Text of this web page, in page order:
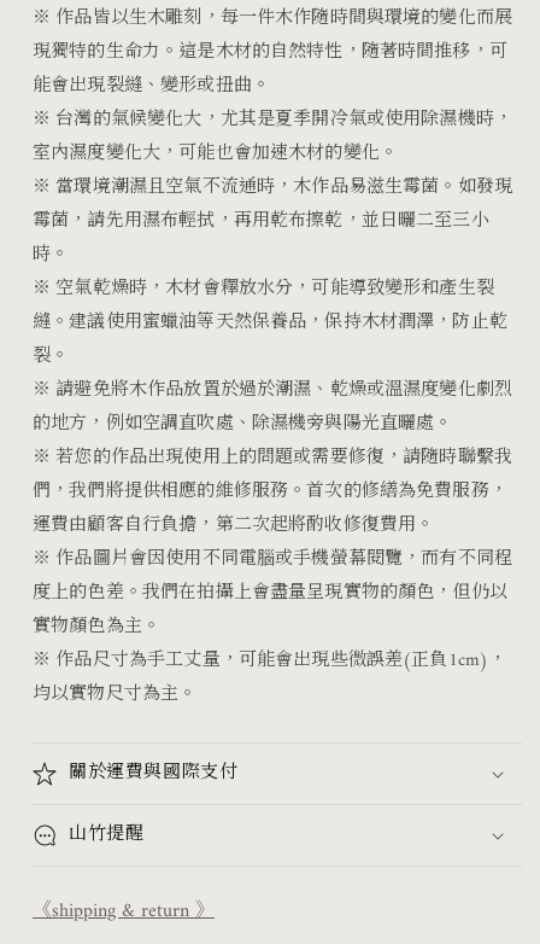
※ 作品皆以生木雕刻，每一件木作隨時間與環境的變化而展
現獨特的生命力。這是木材的自然特性，隨著時間推移，可
能會出現裂縫、變形或扭曲。
※ 台灣的氣候變化大，尤其是夏季開冷氣或使用除濕機時，
室內濕度變化大，可能也會加速木材的變化。
※ 當環境潮濕且空氣不流通時，木作品易滋生霉菌。如發現
霉菌，請先用濕布輕拭，再用乾布擦乾，並日曬二至三小
時。
※ 空氣乾燥時，木材會釋放水分，可能導致變形和產生裂
縫。建議使用蜜蠟油等天然保養品，保持木材潤澤，防止乾
裂。
※ 請避免將木作品放置於過於潮濕、乾燥或溫濕度變化劇烈
的地方，例如空調直吹處、除濕機旁與陽光直曬處。
※若您的作品出現使用上的問題或需要修復，請隨時聯繫我
們，我們將提供相應的維修服務。首次的修繕為免費服務，
運費由顧客自行負擔，第二次起將酌收修復費用。
※ 作品圖片會因使用不同電腦或手機螢幕閱覽，而有不同程
度上的色差。我們在拍攝上會盡量呈現實物的顏色，但仍以
實物顏色為主。
※ 作品尺寸為手工丈量，可能會出現些微誤差(正負1cm)，
均以實物尺寸為主。
關於運費與國際支付
山竹提醒
《shipping & return 》